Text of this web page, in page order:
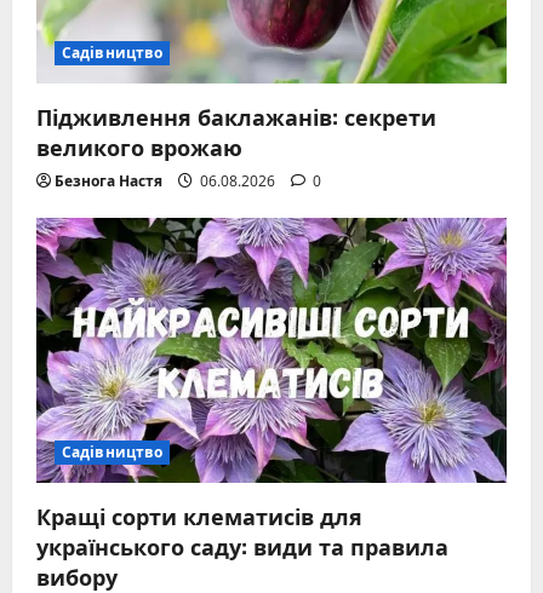
Садівництво
Підживлення баклажанів: секрети
великого врожаю
Безнога Настя 06.08.2026 0
Садівництво
Кращі сорти клематисів для
українського саду: види та правила
вибору